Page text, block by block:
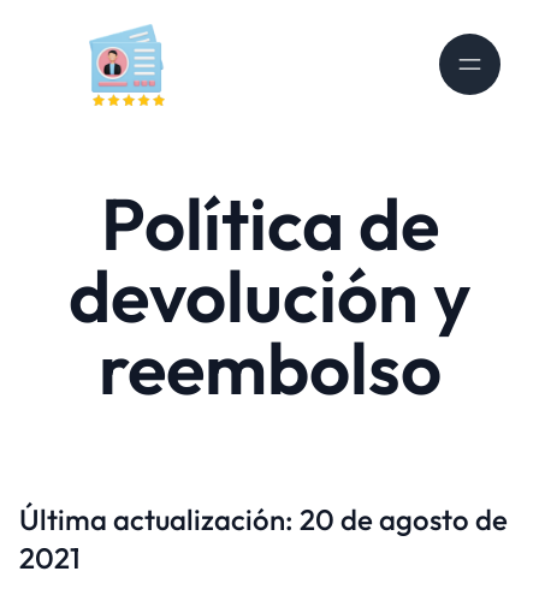
Política de
devolución y
reembolso
Última actualización: 20 de agosto de
2021